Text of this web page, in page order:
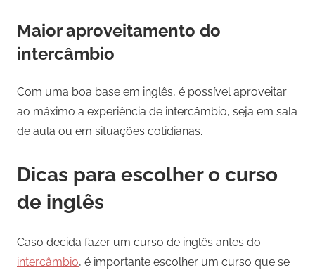
Maior aproveitamento do
intercâmbio
Com uma boa base em inglês, é possível aproveitar
ao máximo a experiência de intercâmbio, seja em sala
de aula ou em situações cotidianas.
Dicas para escolher o curso
de inglês
Caso decida fazer um curso de inglês antes do
intercâmbio, é importante escolher um curso que se